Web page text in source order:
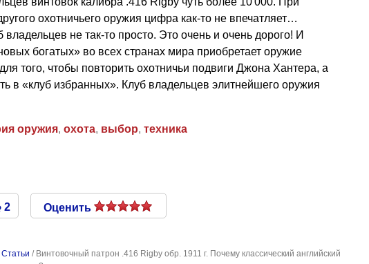
охотничьего оружия цифра как-то не впечатляет…
владельцев не так-то просто. Это очень и очень дорого! И
богатых» во всех странах мира приобретает оружие
того, чтобы повторить охотничьи подвиги Джона Хантера, а
в «клуб избранных». Клуб владельцев элитнейшего оружия
оружия, охота, выбор, техника
2 Оценить
Статьи / Винтовочный патрон .416 Rigby обр. 1911 г. Почему классический английский